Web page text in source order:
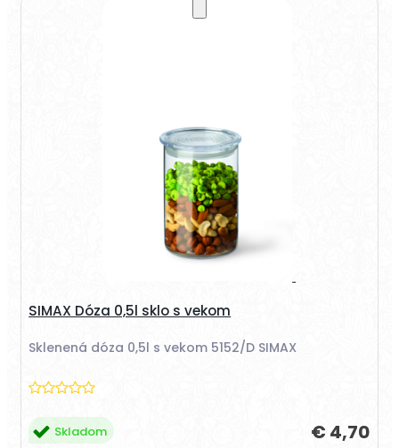
SIMAX Dóza 0,5l sklo s vekom
Sklenená dóza 0,5l s vekom 5152/D SIMAX
€ 4,70
Skladom